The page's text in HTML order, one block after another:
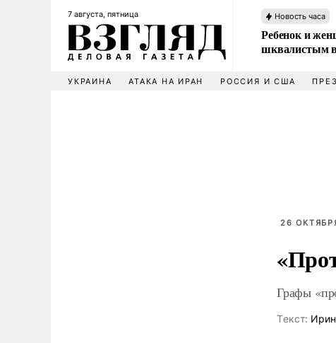
7 августа, пятница Новость часа
Ребенок и
шквалистым
УКРАИНА АТАКА НА ИРАН РОССИЯ И США
26
Графы
Tекст: